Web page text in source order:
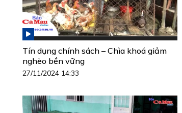
Tín dụng chính sách – Chìa khoá giảm
nghèo bền vững
27/11/2024 14:33